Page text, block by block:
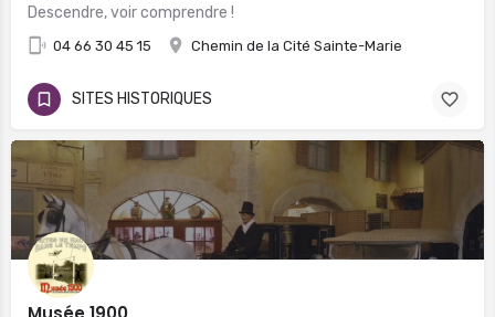
Descendre, voir comprendre !
04 66 30 45 15 Chemin de la Cité Sainte-Marie
SITES HISTORIQUES